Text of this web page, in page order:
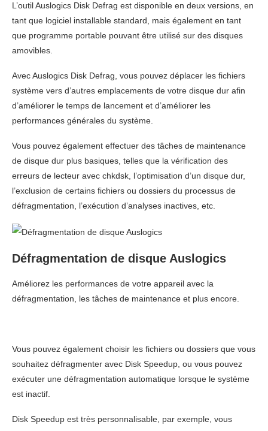
L’outil Auslogics Disk Defrag est disponible en deux versions, en
tant que logiciel installable standard, mais également en tant
que programme portable pouvant être utilisé sur des disques
amovibles.
Avec Auslogics Disk Defrag, vous pouvez déplacer les fichiers
système vers d’autres emplacements de votre disque dur afin
d’améliorer le temps de lancement et d’améliorer les
performances générales du système.
Vous pouvez également effectuer des tâches de maintenance
de disque dur plus basiques, telles que la vérification des
erreurs de lecteur avec chkdsk, l’optimisation d’un disque dur,
l’exclusion de certains fichiers ou dossiers du processus de
défragmentation, l’exécution d’analyses inactives, etc.
Défragmentation de disque Auslogics
Améliorez les performances de votre appareil avec la
défragmentation, les tâches de maintenance et plus encore.
Vous pouvez également choisir les fichiers ou dossiers que vous
souhaitez défragmenter avec Disk Speedup, ou vous pouvez
exécuter une défragmentation automatique lorsque le système
est inactif.
Disk Speedup est très personnalisable, par exemple, vous